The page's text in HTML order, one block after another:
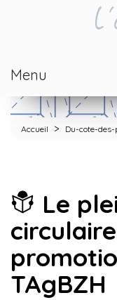
Menu
Accueil > Du-cote-
Le
TAgBZH